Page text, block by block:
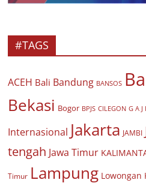
#TAGS
ACEH Bali Bandung BANSOS
Bekasi Bogor BPJS CILEGON G A J I
Internasional Jakarta JAMBI
tengah Jawa Timur
Timur Lampung Lowongan